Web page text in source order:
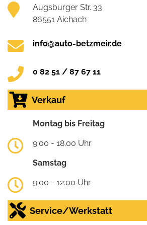
Augsburger Str. 33
86551 Aichach
info@auto-betzmeir.de
0 82 51 / 87 67 11
Verkauf
Montag bis Freitag
9:00 - 18.00 Uhr
Samstag
9:00 - 12:00 Uhr
Service/Werkstatt